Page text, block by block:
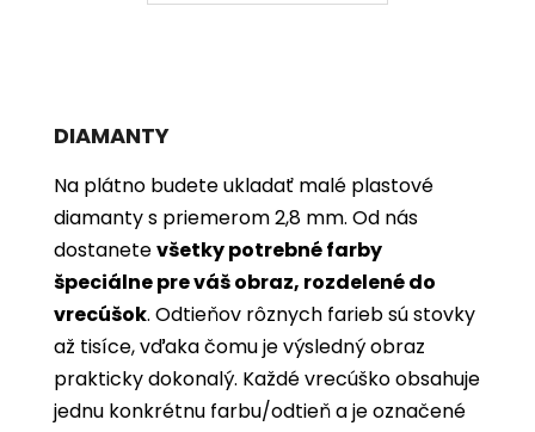
DIAMANTY
Na plátno budete ukladať malé plastové
diamanty s priemerom 2,8 mm. Od nás
dostanetevšetky potrebné farby
špeciálne pre váš obraz, rozdelené do
vrecúšok. Odtieňov rôznych farieb sú stovky
až tisíce, vďaka čomu je výsledný obraz
prakticky dokonalý. Každé vrecúško obsahuje
jednu konkrétnu farbu/odtieň a je označené